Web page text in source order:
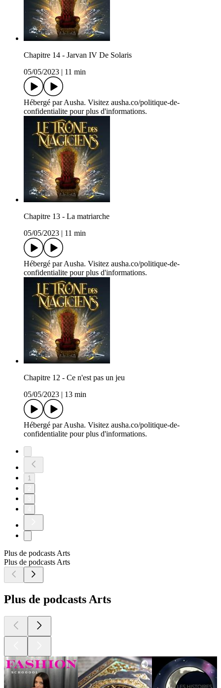
Chapitre 14 - Jarvan IV De Solaris
05/05/2023
11 min
Hébergé par Ausha. Visitez ausha.co/politique-de-
confidentialite pour plus d'informations.
Chapitre 13 - La matriarche
05/05/2023
11 min
Hébergé par Ausha. Visitez ausha.co/politique-de-
confidentialite pour plus d'informations.
Chapitre 12 - Ce n'est pas un jeu
05/05/2023
13 min
Hébergé par Ausha. Visitez ausha.co/politique-de-
confidentialite pour plus d'informations.
1
Plus de podcasts Arts
Plus de podcasts Arts
Plus de podcasts Arts